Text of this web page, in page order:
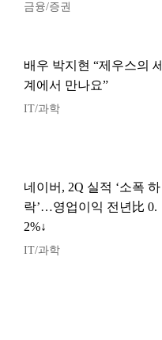
금융/증권
배우 박지현 “제우스의 세
계에서 만나요”
IT/과학
네이버, 2Q 실적 ‘소폭 하
락’…영업이익 전년比 0.
2%↓
IT/과학